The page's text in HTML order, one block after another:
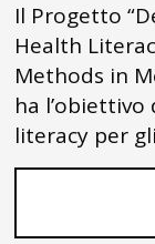
Il Progetto
Health
Methods in
ha
literacy per